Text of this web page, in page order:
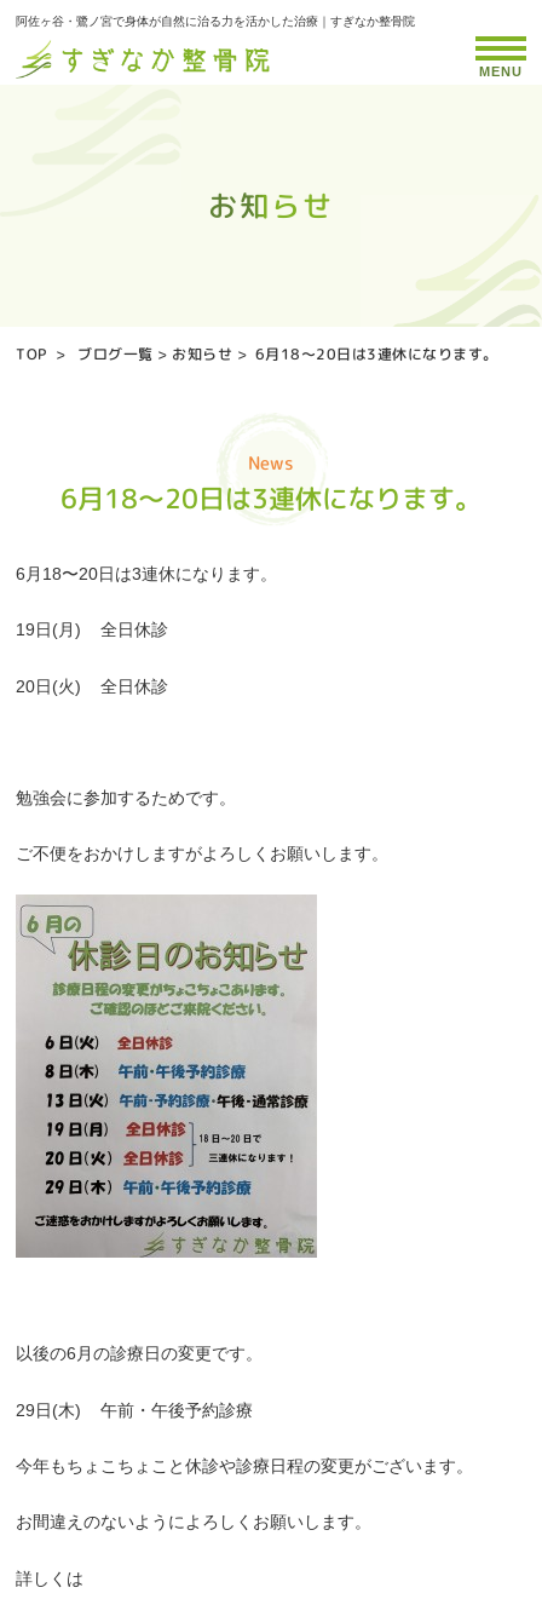
阿佐ヶ谷・鷺ノ宮で身体が自然に治る力を活かした治療｜すぎなか整骨院
お知らせ
お知らせ
お知らせ
お知らせ
お知らせ
お知らせ
お知らせ
お知らせ
お知らせ
お知らせ
お知らせ
お知らせ
お知らせ
お知らせ
お知らせ
お知らせ
お知らせ
お知らせ
お知らせ
お知らせ
お知らせ
お知らせ
お知らせ
お知らせ
お知らせ
お知らせ
お知らせ
お知らせ
お知らせ
お知らせ
お知らせ
お知らせ
お知らせ
お知らせ
お知らせ
MENU
TOP > ブログ一覧 > お知らせ > 6月18〜20日は3連休になります。
News
6月18〜20日は3連休になります。
6 月 18〜20日は3連休になります。
19日(月) 全日休診
20日(火) 全日休診
勉強会に参加するためです。
ご不便をおかけしますがよろしくお願いします。
以後の6月の診療日の変更です。
29日(木) 午前・午後予約診療
今年もちょこちょこと休診や診療日程の変更がございます。
お間違えのないようによろしくお願いします。
詳しくは